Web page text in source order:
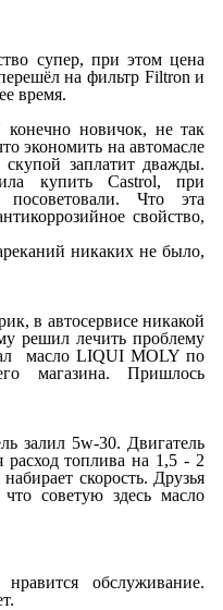
супер, при этом цена
на фильтр Filtron и
время.
конечно новичок, не так
экономить на автомасле
заплатит дважды.
купить Castrol, при
Что эта
свойство,
никаких не было,
в автосервисе никакой
решил лечить проблему
масло LIQUI MOLY по
магазина. Пришлось
залил 5w-30. Двигатель
расход топлива на 1,5 - 2
скорость. Друзья
советую здесь масло
обслуживание.